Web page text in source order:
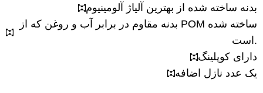
بدنه ساخته شده از بهترین آلیاژ آلومینیوم
بدنه مقاوم در برابر آب و روغن که از POM ساخته شده
است.
دارای کوپلینگ
یک عدد نازل اضافه